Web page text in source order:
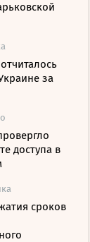
за
доступа в
сроков